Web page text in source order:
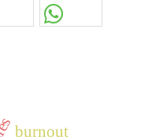
burnout